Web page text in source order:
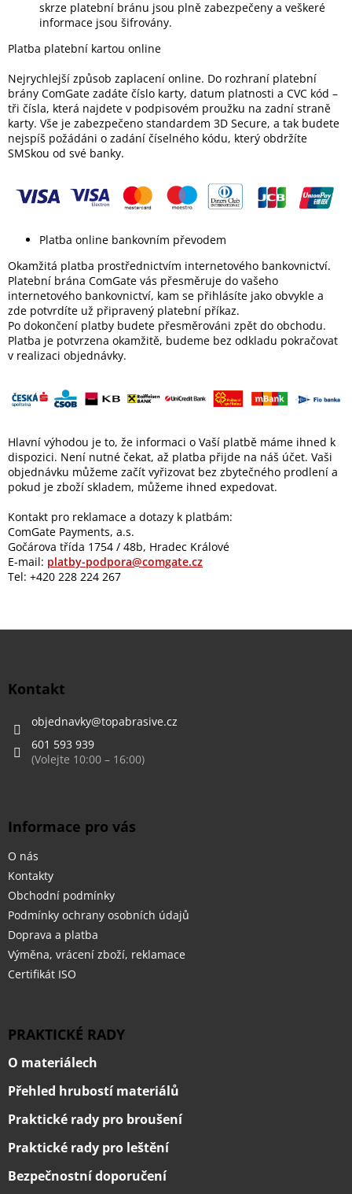
skrze platební bránu jsou plně zabezpečeny a veškeré
informace jsou šifrovány.
Platba platební kartou online
Nejrychlejší způsob zaplacení online. Do rozhraní platební
brány ComGate zadáte číslo karty, datum platnosti a CVC kód –
tři čísla, která najdete v podpisovém proužku na zadní straně
karty. Vše je zabezpečeno standardem 3D Secure, a tak budete
nejspíš požádáni o zadání číselného kódu, který obdržíte
SMSkou od své banky.
Platba online bankovním převodem
Okamžitá platba prostřednictvím internetového bankovnictví.
Platební brána ComGate vás přesměruje do vašeho
internetového bankovnictví, kam se přihlásíte jako obvykle a
zde potvrdíte už připravený platební příkaz.
Po dokončení platby budete přesměrováni zpět do obchodu.
Platba je potvrzena okamžitě, budeme bez odkladu pokračovat
v realizaci objednávky.
Hlavní výhodou je to, že informaci o Vaší platbě máme ihned k
dispozici. Není nutné čekat, až platba přijde na náš účet. Vaši
objednávku můžeme začít vyřizovat bez zbytečného prodlení a
pokud je zboží skladem, můžeme ihned expedovat.
Kontakt pro reklamace a dotazy k platbám:
ComGate Payments, a.s.
Gočárova třída 1754 / 48b, Hradec Králové
E-mail: platby-podpora@comgate.cz
Tel: +420 228 224 267
Z
Kontakt
objednavky@topabrasive.cz
601 593 939
Informace pro vás
O nás
Kontakty
Obchodní podmínky
Podmínky ochrany osobních údajů
Doprava a platba
Výměna, vrácení zboží, reklamace
Certifikát ISO
PRAKTICKÉ RADY
O materiálech
Přehled hrubostí materiálů
Praktické rady pro broušení
Praktické rady pro leštění
Bezpečnostní doporučení